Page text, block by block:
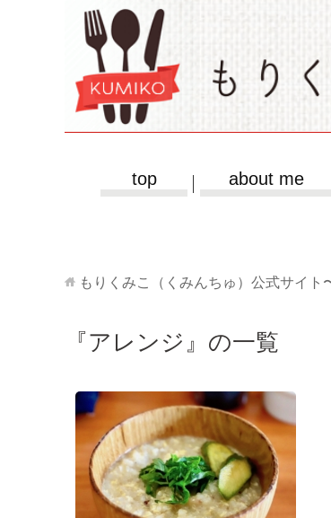
top about me
もりくみこ（くみんちゅ）公式サイト
『アレンジ』の一覧